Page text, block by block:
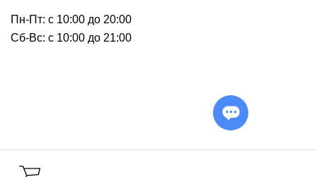
Пн-Пт: с 10:00 до 20:00
Сб-Вс: с 10:00 до 21:00